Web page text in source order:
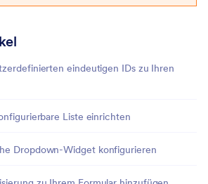
eindeutigen IDs zu Ihren
Liste einrichten
Dropdown-Widget konfigurieren